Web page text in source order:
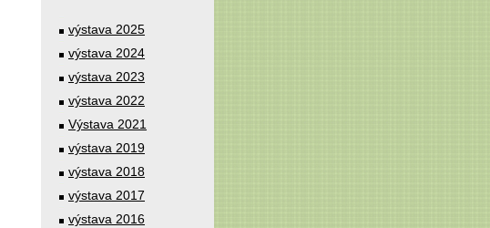
výstava 2025
výstava 2024
výstava 2023
výstava 2022
Výstava 2021
výstava 2019
výstava 2018
výstava 2017
výstava 2016